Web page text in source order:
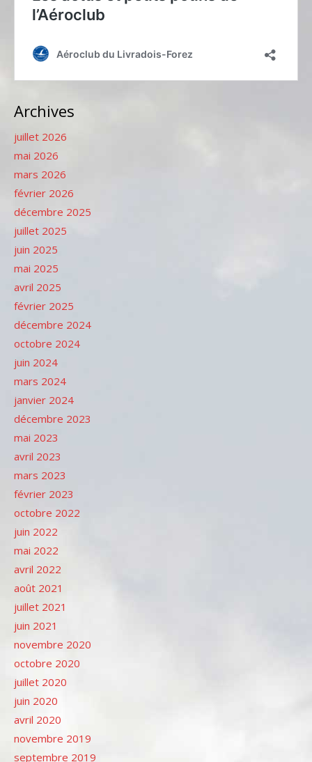
Archives
juillet 2026
mai 2026
mars 2026
février 2026
décembre 2025
juillet 2025
juin 2025
mai 2025
avril 2025
février 2025
décembre 2024
octobre 2024
juin 2024
mars 2024
janvier 2024
décembre 2023
mai 2023
avril 2023
mars 2023
février 2023
octobre 2022
juin 2022
mai 2022
avril 2022
août 2021
juillet 2021
juin 2021
novembre 2020
octobre 2020
juillet 2020
juin 2020
avril 2020
novembre 2019
septembre 2019